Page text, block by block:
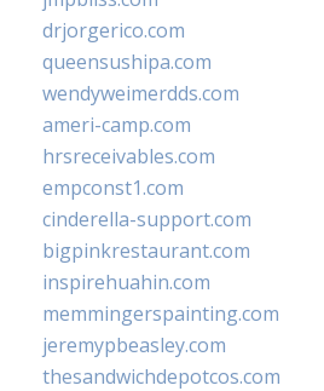
drjorgerico.com
queensushipa.com
wendyweimerdds.com
ameri-camp.com
hrsreceivables.com
empconst1.com
cinderella-support.com
bigpinkrestaurant.com
inspirehuahin.com
memmingerspainting.com
jeremypbeasley.com
thesandwichdepotcos.com